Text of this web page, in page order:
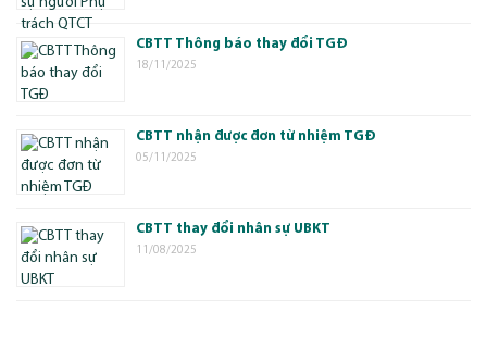
CBTT Thông báo thay đổi TGĐ
18/11/2025
CBTT nhận được đơn từ nhiệm TGĐ
05/11/2025
CBTT thay đổi nhân sự UBKT
11/08/2025